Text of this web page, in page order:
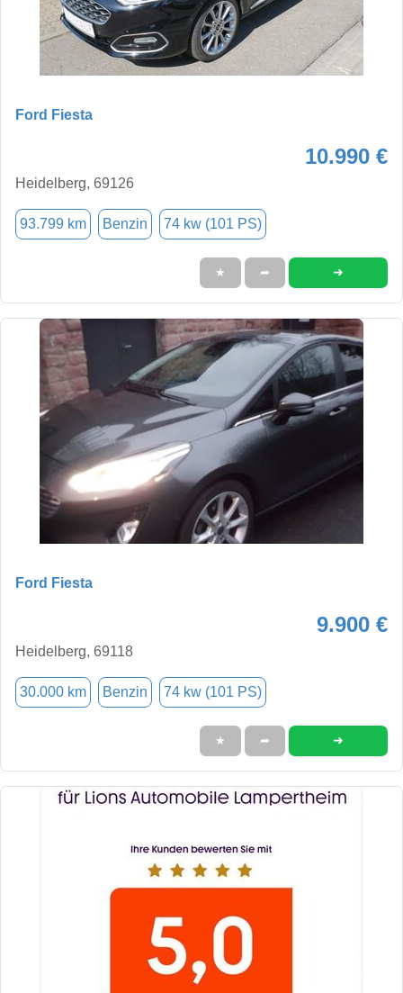
Ford Fiesta
10.990 €
Heidelberg, 69126
93.799 km Benzin 74 kw (101 PS)
★ ➦ ➜
Ford Fiesta
9.900 €
Heidelberg, 69118
30.000 km Benzin 74 kw (101 PS)
★ ➦ ➜